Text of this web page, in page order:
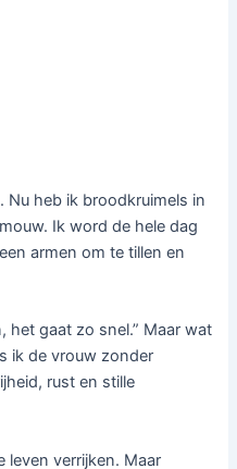
Nu heb ik broodkruimels in
Ik word de hele dag
armen om te tillen en
het gaat zo snel.” Maar wat
ik de vrouw zonder
rust en stille
leven verrijken. Maar